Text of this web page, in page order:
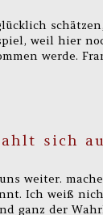
weil hier
werde.
sich
weiter.
Ich weiß
ganz der